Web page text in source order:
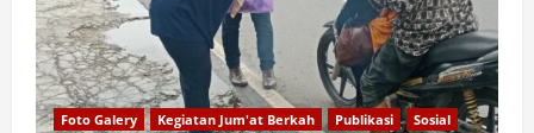
Foto Galery Kegiatan Jum'at Berkah Publikasi Sosial